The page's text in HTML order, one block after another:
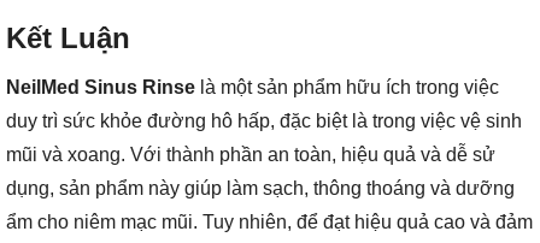
Kết Luận
NeilMed Sinus Rinse là một sản phẩm hữu ích trong việc
duy trì sức khỏe đường hô hấp, đặc biệt là trong việc vệ sinh
mũi và xoang. Với thành phần an toàn, hiệu quả và dễ sử
dụng, sản phẩm này giúp làm sạch, thông thoáng và dưỡng
ẩm cho niêm mạc mũi. Tuy nhiên, để đạt hiệu quả cao và đảm